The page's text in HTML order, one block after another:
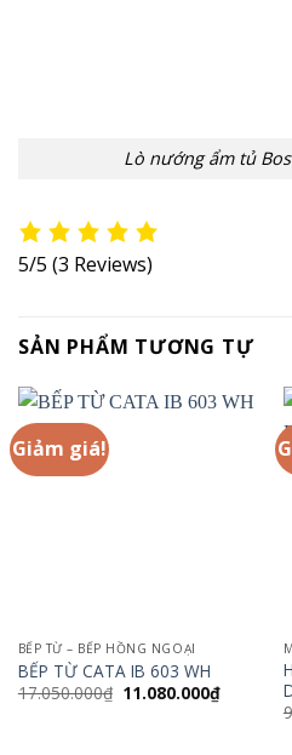
Lò nướng ẩm tủ
5/5 (3 Reviews)
SẢN PHẨM TƯƠNG TỰ
Giảm giá!
BẾP TỪ – BẾP HỒNG NGOẠI
BẾP TỪ CATA IB 603 WH
17.050.000₫ Giá
gốc
11.080.000₫Giá
hiện